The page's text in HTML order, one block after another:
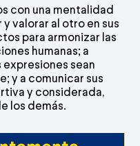
con una mentalidad
valorar al otro en sus
para armonizar las
humanas; a
expresiones sean
y a comunicar sus
y considerada,
los demás.